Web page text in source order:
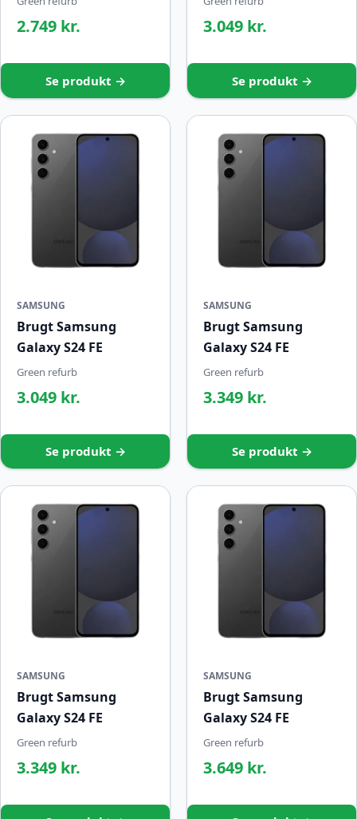
2.749 kr.
Se produkt →
3.049 kr.
Se produkt →
SAMSUNG
Brugt Samsung
Galaxy S24 FE
Green refurb
3.049 kr.
Se produkt →
SAMSUNG
Brugt Samsung
Galaxy S24 FE
Green refurb
3.349 kr.
Se produkt →
SAMSUNG
Brugt Samsung
Galaxy S24 FE
Green refurb
3.349 kr.
SAMSUNG
Brugt Samsung
Galaxy S24 FE
Green refurb
3.649 kr.